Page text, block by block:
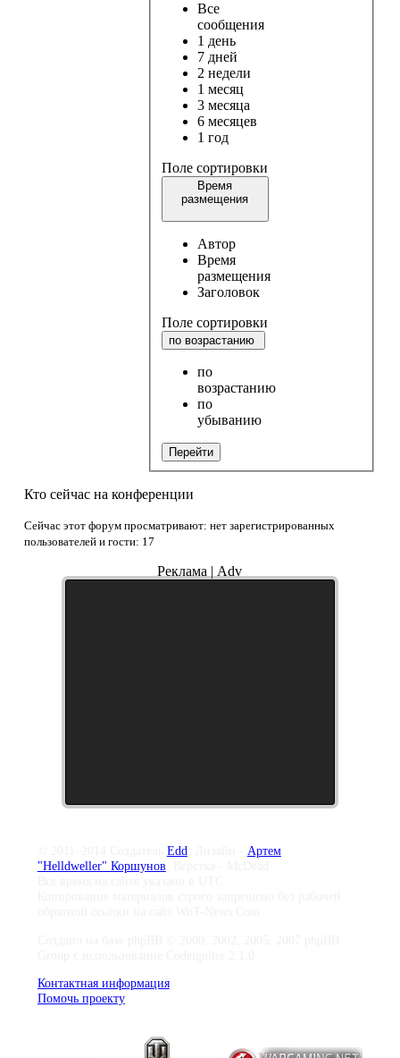
Все
сообщения
1 день
7 дней
2 недели
1 месяц
3 месяца
6 месяцев
1 год
Поле сортировки
Время
размещения
Автор
Время
размещения
Заголовок
Поле сортировки
по возрастанию
по
возрастанию
по
убыванию
Перейти
Кто сейчас на конференции
Сейчас этот форум просматривают: нет зарегистрированных
пользователей и гости: 17
Реклама | Adv
Edd, Дизайн - Артем
"Helldweller" Коршунов
Контактная информация
Помочь проекту